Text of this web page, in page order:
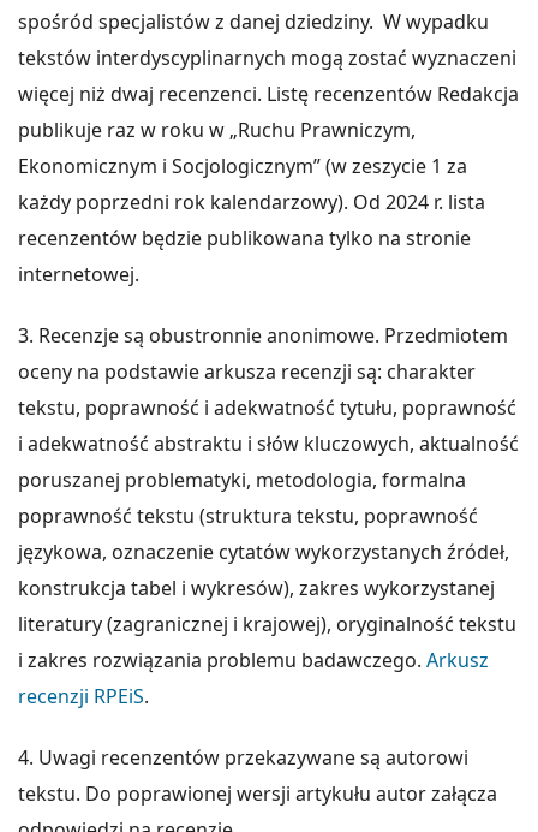
spośród specjalistów z danej dziedziny. W wypadku
tekstów interdyscyplinarnych mogą zostać wyznaczeni
więcej niż dwaj recenzenci. Listę recenzentów Redakcja
publikuje raz w roku w „Ruchu Prawniczym,
Ekonomicznym i Socjologicznym” (w zeszycie 1 za
każdy poprzedni rok kalendarzowy). Od 2024 r. lista
recenzentów będzie publikowana tylko na stronie
internetowej.
3. Recenzje są obustronnie anonimowe. Przedmiotem
oceny na podstawie arkusza recenzji są: charakter
tekstu, poprawność i adekwatność tytułu, poprawność
i adekwatność abstraktu i słów kluczowych, aktualność
poruszanej problematyki, metodologia, formalna
poprawność tekstu (struktura tekstu, poprawność
językowa, oznaczenie cytatów wykorzystanych źródeł,
konstrukcja tabel i wykresów), zakres wykorzystanej
literatury (zagranicznej i krajowej), oryginalność tekstu
i zakres rozwiązania problemu badawczego. Arkusz
recenzji RPEiS.
4. Uwagi recenzentów przekazywane są autorowi
tekstu. Do poprawionej wersji artykułu autor załącza